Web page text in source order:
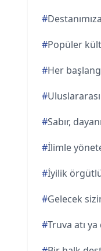
#
#Popüler
#Her
#
#Sabır,
#İlimle
#İyilik
#Gelecek
#Truva atı